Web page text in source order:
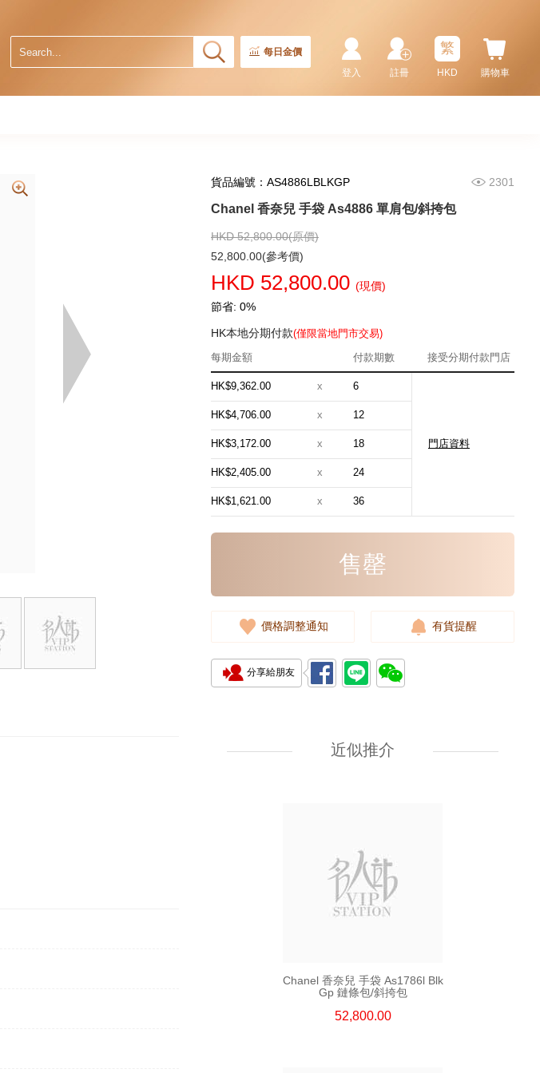
每日金價
購物車
繁
HKD
註冊
登入
貨品編號：AS4886LBLKGP 2301
Chanel 香奈兒 手袋 As4886 單肩包/斜挎包
HKD 52,800.00(原價)
52,800.00(參考價)
HKD 52,800.00 (現價)
節省: 0%
HK本地分期付款(僅限當地門市交易)
每期金額
付款期數 接受分期付款門店
HK$9,362.00 x 6
門店資料
HK$4,706.00 x 12
HK$3,172.00 x 18
HK$2,405.00 x 24
HK$1,621.00 x 36
售罄
價格調整通知 有貨提醒
分享給朋友
近似推介
Chanel 香奈兒 手袋 As5293
單肩包/手提包
Chanel 香奈兒 手袋 As5631
54,800.00
55,800.00
Chanel 香奈兒 手袋 As1786l Blk
Gp 鏈條包/斜挎包
52,800.00